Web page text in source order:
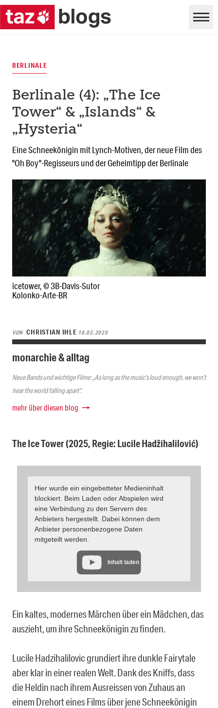
icetower, © 3B-Davis-Sutor
Kolonko-Arte-BR
BERLINALE
Berlinale (4): „The Ice
Tower“ & „Islands“ &
„Hysteria“
Eine Schneekönigin mit Lynch-Motiven, der neue Film des
"Oh Boy"-Regisseurs und der Geheimtipp der Berlinale
VON CHRISTIAN IHLE 18.02.2025
monarchie & alltag
Neue Bands und wichtige Filme: „As long as the music’s loud enough, we won’t
hear the world falling apart“.
mehr über diesen blog
The Ice Tower (2025, Regie: Lucile Hadžihalilović)
Hier wurde ein eingebetteter Medieninhalt
blockiert. Beim Laden oder Abspielen wird
eine Verbindung zu den Servern des
Anbieters hergestellt. Dabei können dem
Anbieter personenbezogene Daten
mitgeteilt werden.
Inhalt laden
Ein kaltes, modernes Märchen über ein Mädchen, das
auszieht, um ihre Schneekönigin zu finden.
Lucile Hadzihalilovic grundiert ihre dunkle Fairytale
aber klar in einer realen Welt. Dank des Kniffs, dass
die Heldin nach ihrem Ausreissen von Zuhaus an
einem Drehort eines Films über jene Schneekönigin